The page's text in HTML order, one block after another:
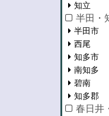
知立
半田・
半田市
西尾
知多市
南知多
碧南
知多郡
春日井